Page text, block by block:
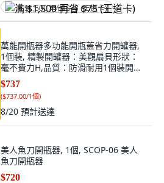
满 $1,500 再省 $75 (王道卡)
萬能開瓶器多功能開瓶蓋省力開罐器,
1個裝, 精製開罐器：美觀扇貝形狀：
毫不費力H,品質：防滑耐用1個裝開蓋
不求人H, N/A
$737
($737.00/1個)
8/20 預計送達
美人魚刀開瓶器, 1個, SCOP-06 美人
魚刀開瓶器
$720